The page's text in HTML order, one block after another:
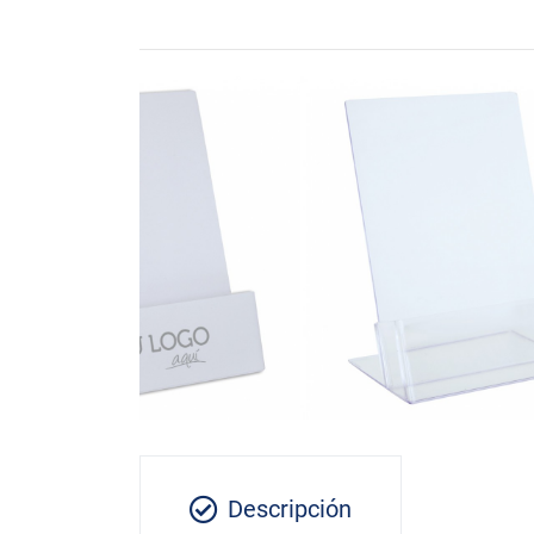
Descripción